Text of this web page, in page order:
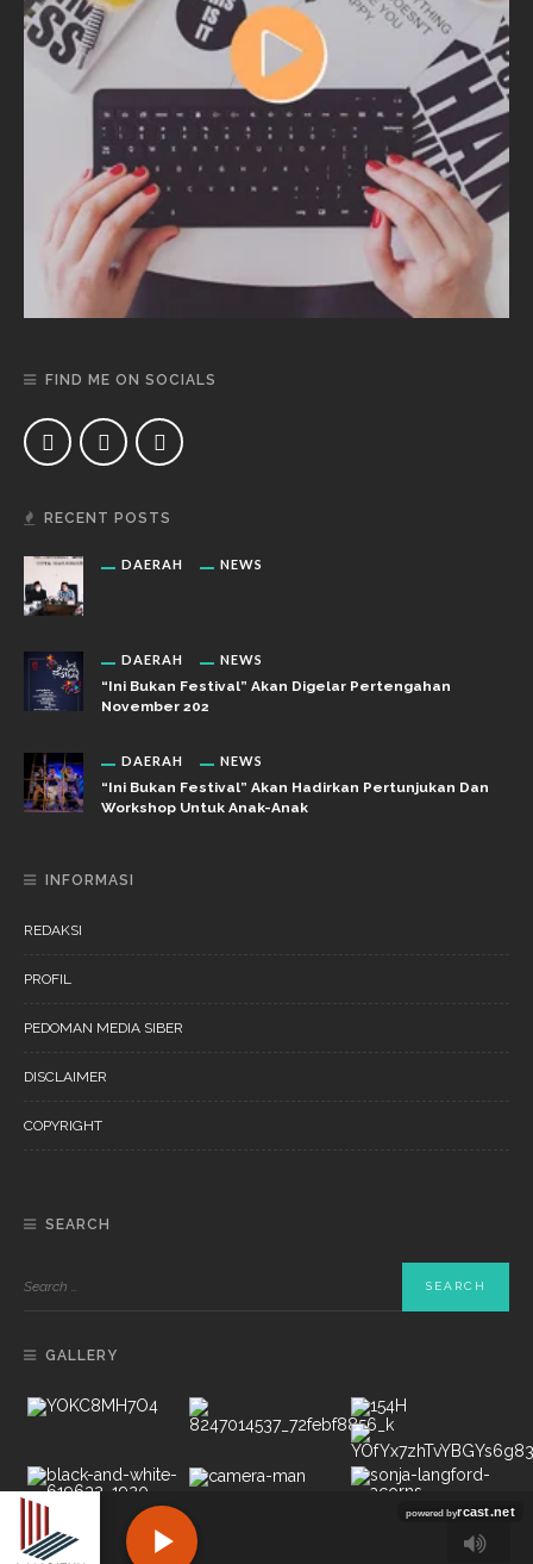
FIND ME ON SOCIALS
RECENT POSTS
DAERAH NEWS
DAERAH NEWS
“Ini Bukan Festival” Akan Digelar Pertengahan
November 202
DAERAH NEWS
“Ini Bukan Festival” Akan Hadirkan Pertunjukan Dan
Workshop Untuk Anak-Anak
INFORMASI
REDAKSI
PROFIL
PEDOMAN MEDIA SIBER
DISCLAIMER
COPYRIGHT
SEARCH
GALLERY